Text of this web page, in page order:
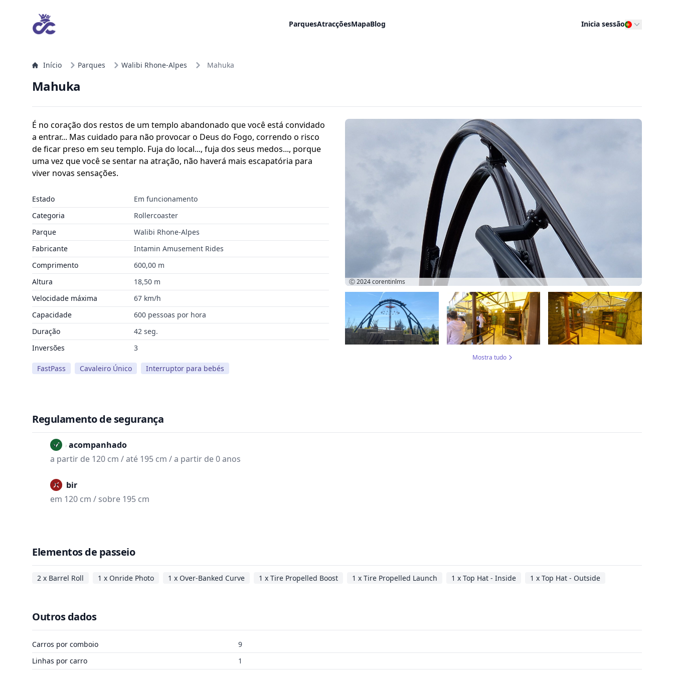
ParquesAtracçõesMapaBlog Inicia sessão
Início Parques Walibi Rhone-Alpes Mahuka
Mahuka
É no coração dos restos de um templo abandonado que você está convidado
a entrar... Mas cuidado para não provocar o Deus do Fogo, correndo o risco
de ficar preso em seu templo. Fuja do local..., fuja dos seus medos..., porque
uma vez que você se sentar na atração, não haverá mais escapatória para
viver novas sensações.
Estado
Em funcionamento
Categoria
Rollercoaster
Parque
Walibi Rhone-Alpes
Fabricante
Intamin Amusement Rides
Comprimento
600,00 m
Altura
18,50 m
Velocidade máxima
67 km/h
Capacidade
600 pessoas por hora
Duração
42 seg.
Inversões
3
FastPass Cavaleiro Único Interruptor para bebés
Ⓒ 2024corentinlms
Mostra tudo
Regulamento de segurança
Não acompanhado
a partir de 120 cm / até 195 cm / a partir de 0 anos
Proibir
em 120 cm / sobre 195 cm
Elementos de passeio
2 x Barrel Roll 1 x Onride Photo 1 x Over-Banked Curve 1 x Tire Propelled Boost 1 x Tire Propelled Launch 1 x Top Hat - Inside 1 x Top Hat - Outside
Outros dados
Carros por comboio
9
Linhas por carro
1